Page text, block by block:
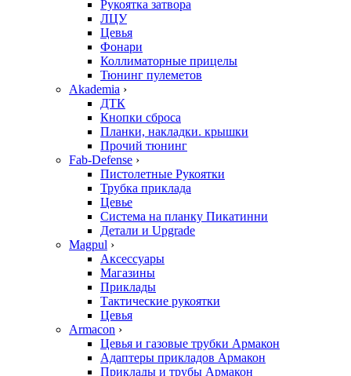
Рукоятка затвора
ЛЦУ
Цевья
Фонари
Коллиматорные прицелы
Тюнинг пулеметов
Akademia ›
ДТК
Кнопки сброса
Планки, накладки. крышки
Прочий тюнинг
Fab-Defense ›
Пистолетные Рукоятки
Трубка приклада
Цевье
Система на планку Пикатинни
Детали и Upgrade
Magpul ›
Аксессуары
Магазины
Приклады
Тактические рукоятки
Цевья
Armacon ›
Цевья и газовые трубки Армакон
Адаптеры прикладов Армакон
Приклады и трубы Армакон